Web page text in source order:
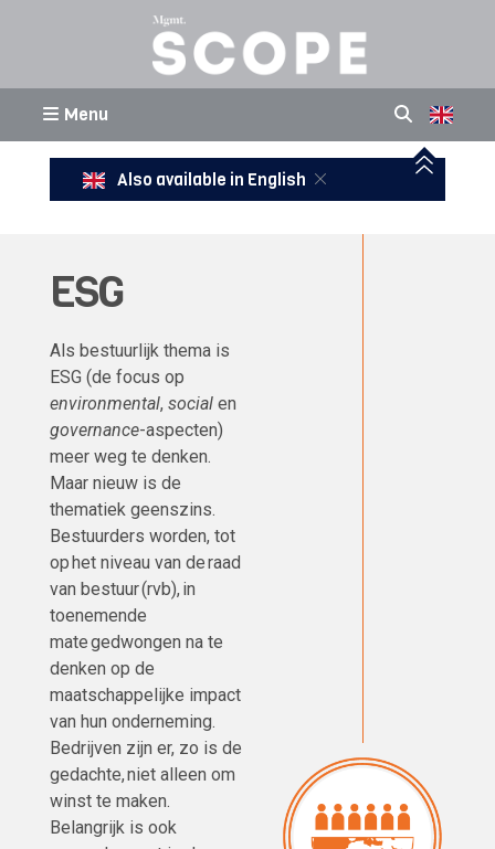
Menu
Also available in English
ESG
Als bestuurlijk thema is
ESG (de focus op
environmental, social en
governance-aspecten)
meer weg te denken.
Maar nieuw is de
thematiek geenszins.
Bestuurders worden, tot
op het niveau van de raad
van bestuur (rvb), in
toenemende
mate gedwongen na te
denken op de
maatschappelijke impact
van hun onderneming.
Bedrijven zijn er, zo is de
gedachte, niet alleen om
winst te maken.
Belangrijk is ook